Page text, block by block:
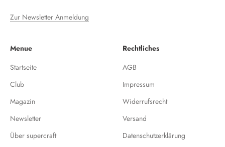
Zur Newsletter Anmeldung
Menue
Startseite
Club
Magazin
Newsletter
Über supercraft
Rechtliches
AGB
Impressum
Widerrufsrecht
Versand
Datenschutzerklärung